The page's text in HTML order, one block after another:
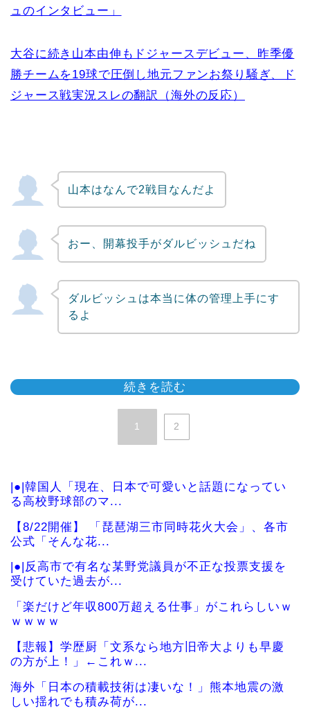
ュのインタビュー」
大谷に続き山本由伸もドジャースデビュー、昨季優
勝チームを19球で圧倒し地元ファンお祭り騒ぎ、ド
ジャース戦実況スレの翻訳（海外の反応）
山本はなんで2戦目なんだよ
おー、開幕投手がダルビッシュだね
ダルビッシュは本当に体の管理上手にす
るよ
続きを読む
1 2
|●|韓国人「現在、日本で可愛いと話題になってい
る高校野球部のマ...
【8/22開催】 「琵琶湖三市同時花火大会」、各市
公式「そんな花...
|●|反高市で有名な某野党議員が不正な投票支援を
受けていた過去が...
「楽だけど年収800万超える仕事」がこれらしいｗ
ｗｗｗｗ
【悲報】学歴厨「文系なら地方旧帝大よりも早慶
の方が上！」←これｗ...
海外「日本の積載技術は凄いな！」熊本地震の激
しい揺れでも積み荷が...